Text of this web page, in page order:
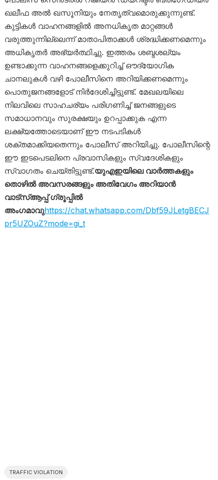
ഖലീഫ അൽ ഖസൂനിയും നേതൃത്വമൊരുക്കുന്നുണ്ട്.
കുട്ടികൾ വാഹനങ്ങളിൽ അനധികൃത മാറ്റങ്ങൾ
വരുത്തുന്നില്ലെന്ന് മാതാപിതാക്കൾ ശ്രദ്ധിക്കണമെന്നും
അധികൃതർ അഭ്യർത്ഥിച്ചു. ഇത്തരം ശബ്ദശല്യം
ഉണ്ടാക്കുന്ന വാഹനങ്ങളെക്കുറിച്ച് ഔദ്യോഗിക
ചാനലുകൾ വഴി പോലീസിനെ അറിയിക്കണമെന്നും
പൊതുജനങ്ങളോട് നിർദേശിച്ചിട്ടുണ്ട്. മേഖലയിലെ
നിലവിലെ സാഹചര്യം പരിഗണിച്ച് ജനങ്ങളുടെ
സമാധാനവും സുരക്ഷയും ഉറപ്പാക്കുക എന്ന
ലക്ഷ്യത്തോടെയാണ് ഈ നടപടികൾ
ശക്തമാക്കിയതെന്നും പോലീസ് അറിയിച്ചു. പോലീസിന്റെ
ഈ ഇടപെടലിനെ പ്രവാസികളും സ്വദേശികളും
സ്വാഗതം ചെയ്തിട്ടുണ്ട്.യുഎഇയിലെ വാർത്തകളും
തൊഴിൽ അവസരങ്ങളും അതിവേഗം അറിയാൻ
വാട്സ്ആപ്പ് ഗ്രൂപ്പിൽ
അംഗമാവുhttps://chat.whatsapp.com/Dbf59JLetgBECJ
pr5UZOuZ?mode=gi_t
TRAFFIC VIOLATION